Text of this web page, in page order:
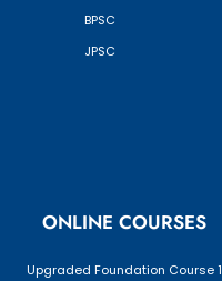
BPSC
JPSC
ONLINE COURSES
Upgraded Foundation Course 1